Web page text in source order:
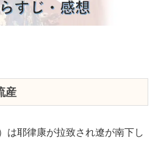
産
は耶律康が拉致され遼が南下し